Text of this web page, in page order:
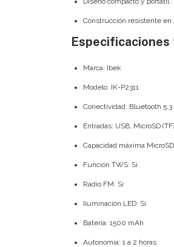
Construcción resistente en
Especificaciones
Marca: Ibek
Modelo: IK-P2311
Conectividad: Bluetooth 5.3
Entradas: USB, MicroSD
Capacidad máxima
Función TWS: Sí
Radio FM: Sí
Iluminación LED: Sí
Batería: 1500 mAh
Autonomía: 1 a 2 horas